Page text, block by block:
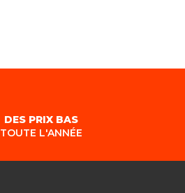
DES PRIX BAS
TOUTE L'ANNÉE